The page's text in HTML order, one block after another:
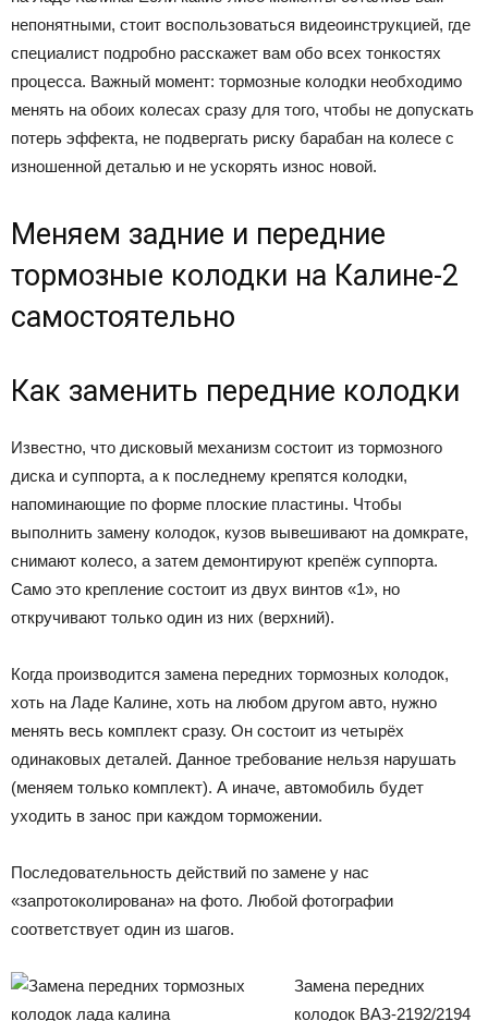
непонятными, стоит воспользоваться видеоинструкцией, где
специалист подробно расскажет вам обо всех тонкостях
процесса. Важный момент: тормозные колодки необходимо
менять на обоих колесах сразу для того, чтобы не допускать
потерь эффекта, не подвергать риску барабан на колесе с
изношенной деталью и не ускорять износ новой.
Меняем задние и передние
тормозные колодки на Калине-2
самостоятельно
Как заменить передние колодки
Известно, что дисковый механизм состоит из тормозного
диска и суппорта, а к последнему крепятся колодки,
напоминающие по форме плоские пластины. Чтобы
выполнить замену колодок, кузов вывешивают на домкрате,
снимают колесо, а затем демонтируют крепёж суппорта.
Само это крепление состоит из двух винтов «1», но
откручивают только один из них (верхний).
Когда производится замена передних тормозных колодок,
хоть на Ладе Калине, хоть на любом другом авто, нужно
менять весь комплект сразу. Он состоит из четырёх
одинаковых деталей. Данное требование нельзя нарушать
(меняем только комплект). А иначе, автомобиль будет
уходить в занос при каждом торможении.
Последовательность действий по замене у нас
«запротоколирована» на фото. Любой фотографии
соответствует один из шагов.
Замена передних
колодок ВАЗ-2192/2194